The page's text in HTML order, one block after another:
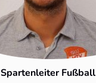
Spartenleiter Fußball